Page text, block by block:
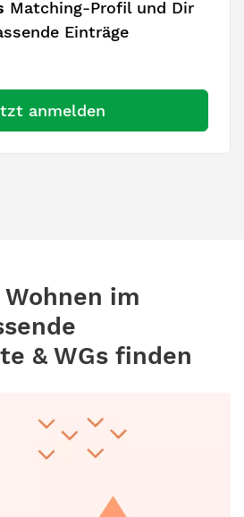
Matching-Profil und Dir
Einträge
anmelden
im
& WGs finden